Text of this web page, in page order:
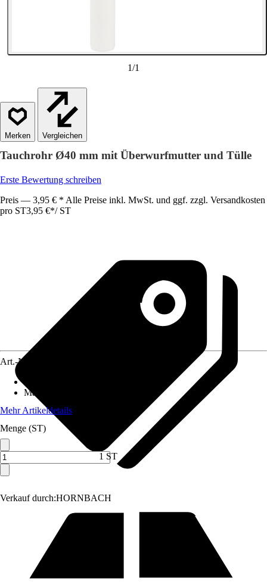
1/1
Vergleichen
Tauchrohr Ø40 mm mit Überwurfmutter und Tülle
Erste Bewertung schreiben
Preis — 3,95 € * Alle Preise inkl. MwSt. und ggf. zzgl. Versandkosten
pro ST3,95 €*/ ST
Verkauf durch:HORNBACH
Art.-Nr.
Material
Mehr Artikeldetails
Menge (ST)
1 ST